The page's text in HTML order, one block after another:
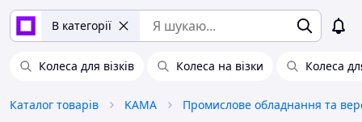
В категорії
Колеса для візків Колеса на візки Колеса
Каталог товарів KAMA